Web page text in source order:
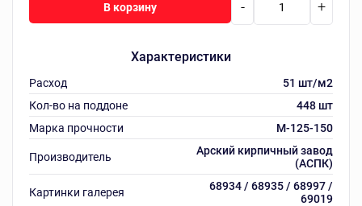
Характеристики
Расход
51 шт/м2
Кол-во на поддоне
448 шт
Марка прочности
M-125-150
Производитель
Арский кирпичный завод
(АСПК)
Картинки галерея
68934 / 68935 / 68997 /
69019
- +
В корзину